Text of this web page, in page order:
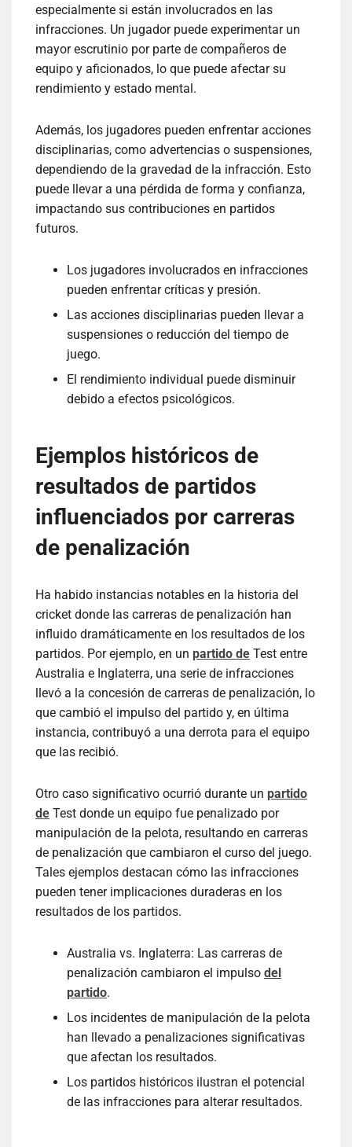
especialmente si están involucrados en las
infracciones. Un jugador puede experimentar un
mayor escrutinio por parte de compañeros de
equipo y aficionados, lo que puede afectar su
rendimiento y estado mental.
Además, los jugadores pueden enfrentar acciones
disciplinarias, como advertencias o suspensiones,
dependiendo de la gravedad de la infracción. Esto
puede llevar a una pérdida de forma y confianza,
impactando sus contribuciones en partidos
futuros.
Los jugadores involucrados en infracciones
pueden enfrentar críticas y presión.
Las acciones disciplinarias pueden llevar a
suspensiones o reducción del tiempo de
juego.
El rendimiento individual puede disminuir
debido a efectos psicológicos.
Ejemplos históricos de
resultados de partidos
influenciados por carreras
de penalización
Ha habido instancias notables en la historia del
cricket donde las carreras de penalización han
influido dramáticamente en los resultados de los
partidos. Por ejemplo, en un partido de Test entre
Australia e Inglaterra, una serie de infracciones
llevó a la concesión de carreras de penalización, lo
que cambió el impulso del partido y, en última
instancia, contribuyó a una derrota para el equipo
que las recibió.
Otro caso significativo ocurrió durante un partido
de Test donde un equipo fue penalizado por
manipulación de la pelota, resultando en carreras
de penalización que cambiaron el curso del juego.
Tales ejemplos destacan cómo las infracciones
pueden tener implicaciones duraderas en los
resultados de los partidos.
Australia vs. Inglaterra: Las carreras de
penalización cambiaron el impulso del
partido.
Los incidentes de manipulación de la pelota
han llevado a penalizaciones significativas
que afectan los resultados.
Los partidos históricos ilustran el potencial
de las infracciones para alterar resultados.